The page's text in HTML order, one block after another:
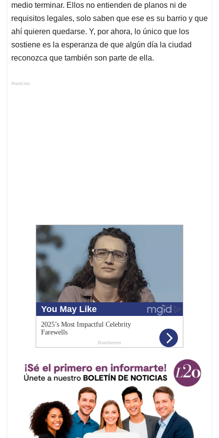
medio terminar. Ellos no entienden de planos ni de
requisitos legales, solo saben que ese es su barrio y que
ahí quieren quedarse. Y, por ahora, lo único que los
sostiene es la esperanza de que algún día la ciudad
reconozca que también son parte de ella.
Anuncios.